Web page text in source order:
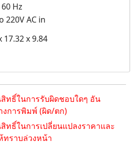
Hz
220V AC in
17.32 x 9.84
ทธิ์ในการรับผิดชอบใดๆ อัน
งการพิมพ์ (ผิด/ตก)
ทธิ์ในการเปลี่ยนแปลงราคาและ
ทราบล่วงหน้า